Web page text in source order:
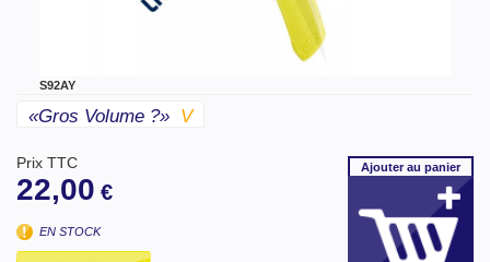
S92AY
«gros Volume ?» V
Prix TTC
22,00 €
EN STOCK
Ajouterau panier